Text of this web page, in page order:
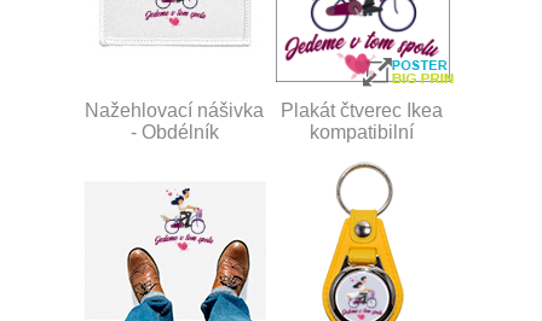
Nažehlovací nášivka
- Obdélník
Plakát čtverec Ikea
kompatibilní